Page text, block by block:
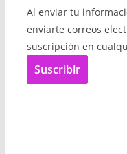
Al enviar tu
enviarte correos
suscripción en
Suscribir